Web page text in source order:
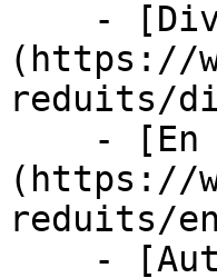
(https://
reduits/
(https://
reduits/